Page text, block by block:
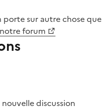
sur autre chose que
forum
discussion